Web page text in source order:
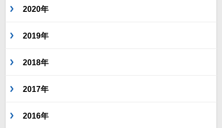
2020年
2019年
2018年
2017年
2016年